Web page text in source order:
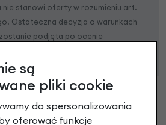
nie stanowi oferty w rozumieniu art.
Ostateczna decyzja o warunkach
podjęta po ocenie
są
pliki cookie
do spersonalizowania
oferować funkcje